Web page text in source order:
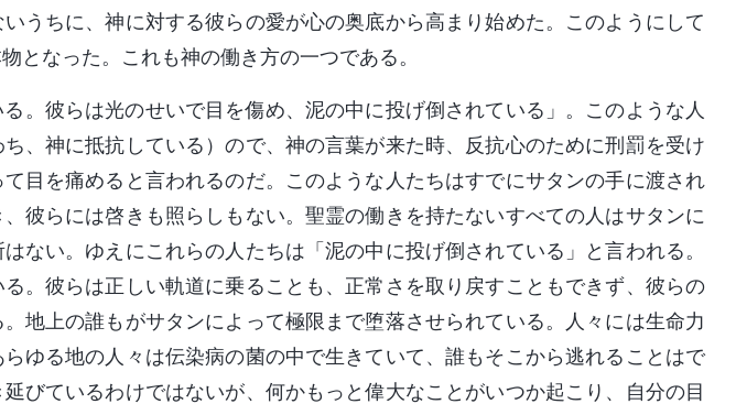
うちに、神に対する彼らの愛が心の奥底から高まり始めた。このようにして
となった。これも神の働き方の一つである。
る。彼らは光のせいで目を傷め、泥の中に投げ倒されている」。このような人
、神に抵抗している）ので、神の言葉が来た時、反抗心のために刑罰を受け
目を痛めると言われるのだ。このような人たちはすでにサタンの手に渡され
彼らには啓きも照らしもない。聖霊の働きを持たないすべての人はサタンに
ない。ゆえにこれらの人たちは「泥の中に投げ倒されている」と言われる。
。彼らは正しい軌道に乗ることも、正常さを取り戻すこともできず、彼らの
地上の誰もがサタンによって極限まで堕落させられている。人々には生命力
ゆる地の人々は伝染病の菌の中で生きていて、誰もそこから逃れることはで
びているわけではないが、何かもっと偉大なことがいつか起こり、自分の目